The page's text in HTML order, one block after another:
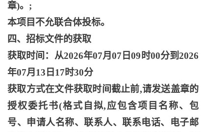
章)。;
本项目不允联合体投标。
四、招标文件的获取
获取时间：从2026年07月07日09时00分到2026
年07月13日17时30分
获取方式在文件获取时间截止前,请发送盖章的
授权委托书(格式自拟,应包含项目名称、包
号、申请人名称、联系人、联系电话、电子邮